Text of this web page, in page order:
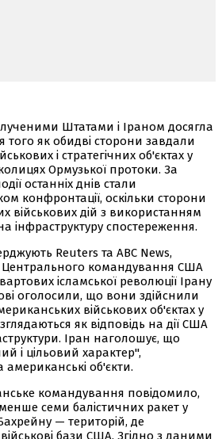
Штатами і Іраном досягла
того як обидві сторони завдали
і стратегічних об'єктах у
Ормузької протоки. За
останніх днів стали
конфронтації, оскільки сторони
військових дій з використанням
інфраструктуру спостереження.
Reuters та ABC News,
командування США
ісламської революції Ірану
оголосили, що вони здійснили
військових об'єктах у
як відповідь на дії США
Іран наголошує, що
і цільовий характер",
об'єкти.
командування повідомило,
семи балістичних ракет у
— територій, де
бази США. Згідно з даними